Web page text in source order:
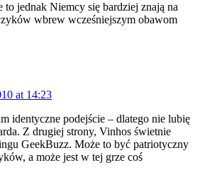
jednak Niemcy się bardziej znają na
wbrew wcześniejszym obawom
at 14:23
identyczne podejście – dlatego nie lubię
Z drugiej strony, Vinhos świetnie
GeekBuzz. Może to być patriotyczny
a może jest w tej grze coś